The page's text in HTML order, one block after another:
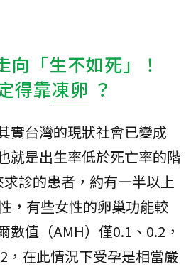
向「生不如死」！
得靠凍卵 ？
實台灣的現狀社會已變成
就是出生率低於死亡率的階
診的患者，約有一半以上
，有些女性的卵巢功能較
數值（AMH）僅0.1、0.2，
，在此情況下受孕是相當嚴